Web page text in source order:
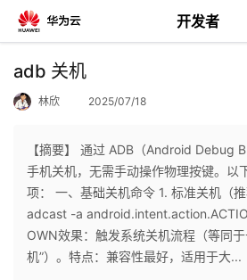
开发者
返
个
人
我
adb 关机
林欣 2025/07/18
【摘要】 通过 ADB（Android Debug
手机关机，无需手动操作物理按键。以
项： 一、基础关机命令 1. 标准关机（
adcast -a
OWN效果：触发系统关机流程（等同
机”）。特点：兼容性最好，适用于大...